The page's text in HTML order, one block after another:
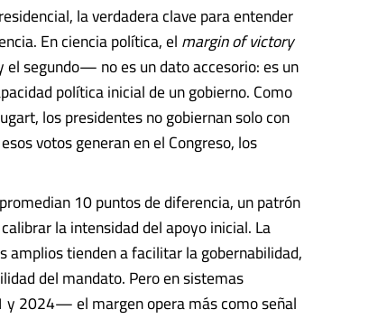
la verdadera clave para entender
En ciencia política, elmargin of victory
segundo— no es un dato accesorio: es un
política inicial de un gobierno. Como
los presidentes no gobiernan solo con
votos generan en el Congreso, los
10 puntos de diferencia, un patrón
la intensidad del apoyo inicial. La
tienden a facilitar la gobernabilidad,
del mandato. Pero en sistemas
2024— el margen opera más como señal